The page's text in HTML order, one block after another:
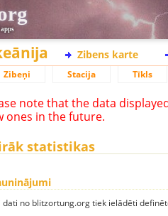
Zibens karte
Zibeņi Stacija Tīkls
note that the data
ones in the future.
statistikas
dati no blitzortung.org tiek ielādēti